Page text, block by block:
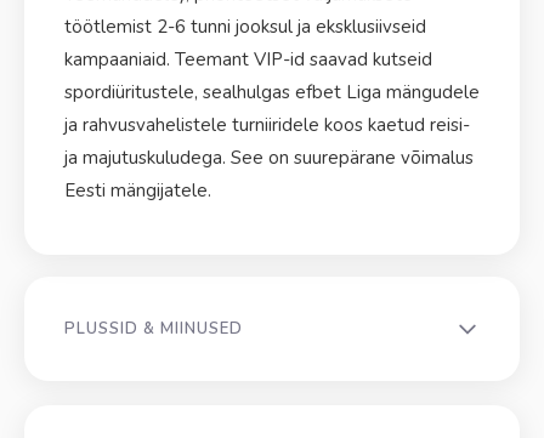
töötlemist 2-6 tunni jooksul ja eksklusiivseid
kampaaniaid. Teemant VIP-id saavad kutseid
spordiüritustele, sealhulgas efbet Liga mängudele
ja rahvusvahelistele turniiridele koos kaetud reisi-
ja majutuskuludega. See on suurepärane võimalus
Eesti mängijatele.
PLUSSID & MIINUSED